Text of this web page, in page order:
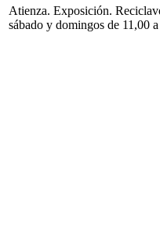
Atienza. Exposición.
sábado y domingos de 11,00